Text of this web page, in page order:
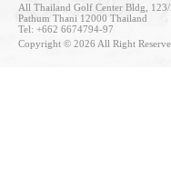
All Thailand Golf Center Bldg,
Pathum Thani 12000 Thailand
Tel: +662 6674794-97
Copyright © 2026 All Right